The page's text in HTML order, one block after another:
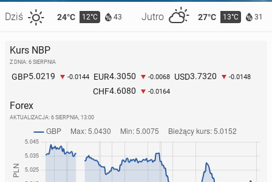
Dziś 24°C 12°C 43 Jutro 27°C 13°C 31
Kurs NBP
Z DNIA: 6 SIERPNIA
GBP5.0219 -0.0144 EUR4.3050 -0.0068 USD3.7320 -0.0148
CHF4.6080 -0.0164
Forex
AKTUALIZACJA: 6 SIERPNIA, 13:00